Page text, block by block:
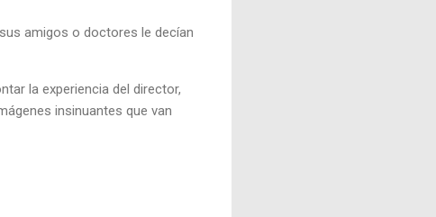
amigos o doctores le decían
la experiencia del director,
insinuantes que van